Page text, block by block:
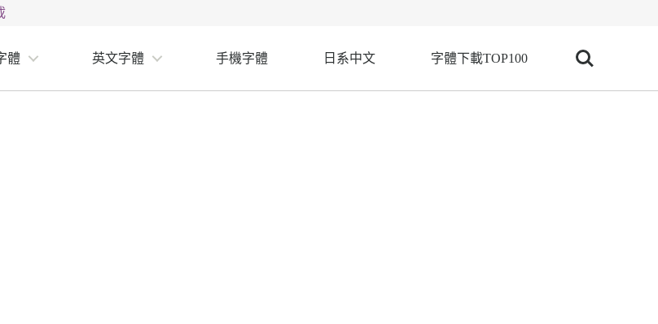
體 英文字體 手機字體 日系中文 字體下載TOP100